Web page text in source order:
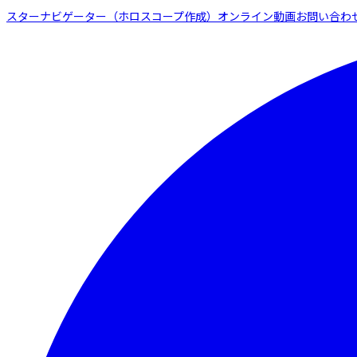
スターナビゲーター（ホロスコープ作成） オンライン動画お問い合わ